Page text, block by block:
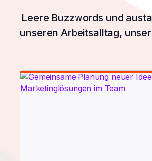
Leere Buzzwords und
unseren Arbeitsalltag,